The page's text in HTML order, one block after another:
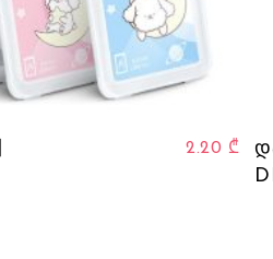
2.20 ₾